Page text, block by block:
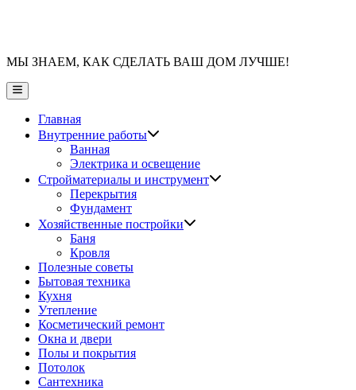
МЫ ЗНАЕМ, КАК СДЕЛАТЬ ВАШ ДОМ ЛУЧШЕ!
Главное
меню
Главная
Внутренние работы
Ванная
Электрика и освещение
Стройматериалы и инструмент
Перекрытия
Фундамент
Хозяйственные постройки
Баня
Кровля
Полезные советы
Бытовая техника
Кухня
Утепление
Косметический ремонт
Окна и двери
Полы и покрытия
Потолок
Сантехника